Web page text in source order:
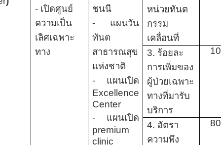
- เปิดศูนย์
ความเป็น
เลิศเฉพาะ
ทาง
ชนนี
- แผนวัน
ทันต
สาธารณสุข
แห่งชาติ
- แผนเปิด
Excellence
Center
- แผนเปิด
premium
clinic
หน่วยทันต
กรรม
เคลื่อนที่
3. ร้อยละ
การเพิ่มของ
ผู้ป่วยเฉพาะ
ทางที่มารับ
บริการ
10
4. อัตรา
ความพึง
80